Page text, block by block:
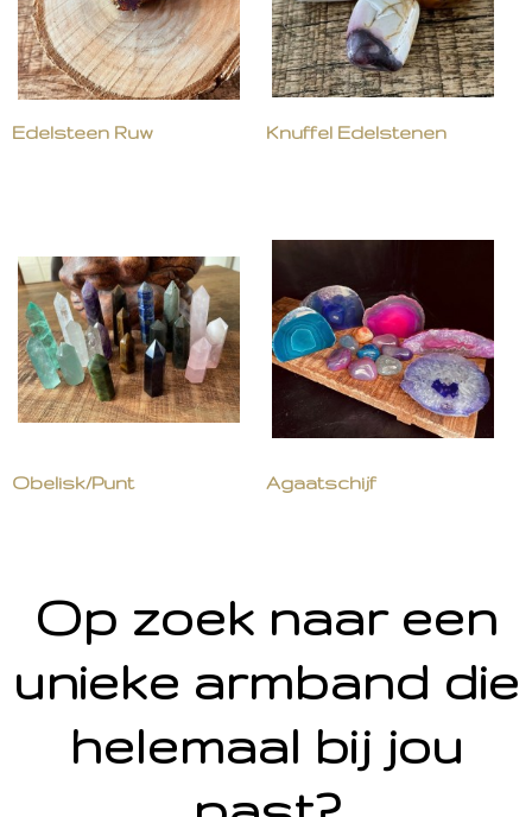
Edelsteen Ruw Knuffel Edelstenen
Obelisk/Punt Agaatschijf
Op zoek naar een
unieke armband die
helemaal bij jou